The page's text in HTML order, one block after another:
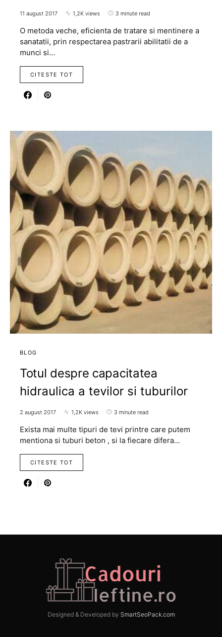
11 august 2017 1,2K views 3 minute read
O metoda veche, eficienta de tratare si mentinere a
sanatatii, prin respectarea pastrarii abilitatii de a
munci si…
CITESTE TOT
BLOG
Totul despre capacitatea
hidraulica a tevilor si tuburilor
2 august 2017 1,2K views 3 minute read
Exista mai multe tipuri de tevi printre care putem
mentiona si tuburi beton , si la fiecare difera…
CITESTE TOT
Designed & Developed by SmartSeoPack.com